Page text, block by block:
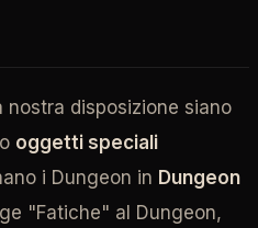
nostra disposizione siano
oggetti speciali
i Dungeon in Dungeon
"Fatiche" al Dungeon,